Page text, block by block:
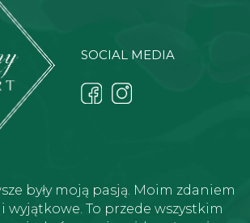
SOCIAL MEDIA
były moją pasją. Moim zdaniem
wyjątkowe. To przede wszystkim